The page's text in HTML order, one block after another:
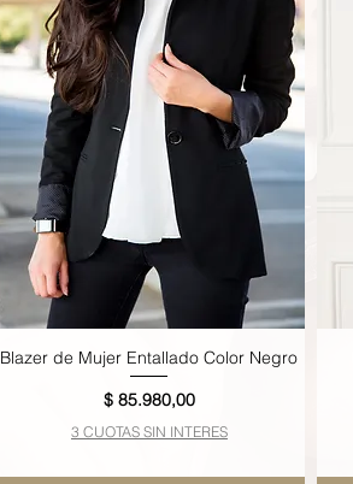
Vista rápida
Blazer de Mujer Entallado Color Negro
Precio
$ 85.980,00
3 CUOTAS SIN INTERES